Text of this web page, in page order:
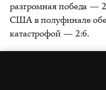
разгромная победа —
США в полуфинале
катастрофой — 2:6.